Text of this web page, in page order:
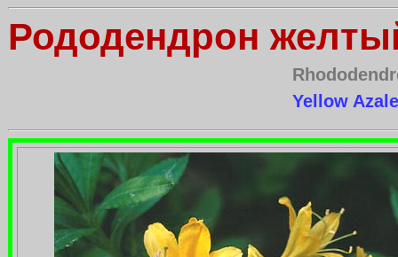
Рододендрон
Yellow